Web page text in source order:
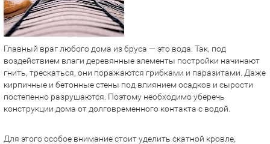
Главный враг любого дома из бруса — это вода. Так, под
воздействием влаги деревянные элементы постройки начинают
гнить, трескаться, они поражаются грибками и паразитами. Даже
кирпичные и бетонные стены под влиянием осадков и сырости
постепенно разрушаются. Поэтому необходимо уберечь
конструкции дома от долговременного контакта с водой.
Для этого особое внимание стоит уделить скатной кровле,